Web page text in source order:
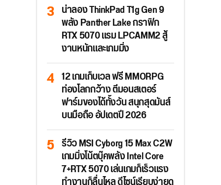
น่าลอง ThinkPad T1g Gen 9
พลัง Panther Lake กราฟิก
RTX 5070 แรม LPCAMM2 สู้
งานหนักและเกมมิ่ง
12 เกมเก็บเวล ฟรี MMORPG
ท่องโลกกว้าง ตีมอนสเตอร์
ฟาร์มของได้ทั้งวัน สนุกสุดมันส์
บนมือถือ อัปเดตปี 2026
รีวิว MSI Cyborg 15 Max C2W
เกมมิ่งโน้ตบุ๊คพลัง Intel Core
7+RTX 5070 เล่นเกมก็เร็วแรง